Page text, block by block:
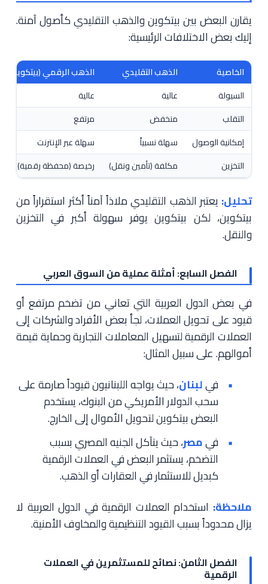
يقارن البعض بين بيتكوين والذهب التقليدي كأصول آمنة.
إليك بعض الاختلافات الرئيسية:
الخاصية الذهب التقليدي
الذهب الرقمي (بيتكوين)
السيولة
عالية
عالية
التقلب
منخفض
مرتفع
إمكانية الوصول
سهلة نسبياً
سهلة عبر الإنترنت
التخزين
مكلفة (تأمين ونقل) رخيصة (محفظة رقمية)
تحليل: يعتبر الذهب التقليدي ملاذاً آمناً أكثر استقراراً من
بيتكوين، لكن بيتكوين يوفر سهولة أكبر في التخزين
والنقل.
الفصل السابع: أمثلة عملية من السوق العربي
في بعض الدول العربية التي تعاني من تضخم مرتفع أو
قيود على تحويل العملات، لجأ بعض الأفراد والشركات إلى
العملات الرقمية لتسهيل المعاملات التجارية وحماية قيمة
أموالهم. على سبيل المثال:
فيلبنان، حيث يواجه اللبنانيون قيوداً صارمة على
سحب الدولار الأمريكي من البنوك، يستخدم
البعض بيتكوين لتحويل الأموال إلى الخارج.
فيمصر، حيث يتآكل الجنيه المصري بسبب
التضخم، يستثمر البعض في العملات الرقمية
كبديل للاستثمار في العقارات أو الذهب.
ملاحظة: استخدام العملات الرقمية في الدول العربية لا
يزال محدوداً بسبب القيود التنظيمية والمخاوف الأمنية.
الفصل الثامن: نصائح للمستثمرين في العملات
الرقمية